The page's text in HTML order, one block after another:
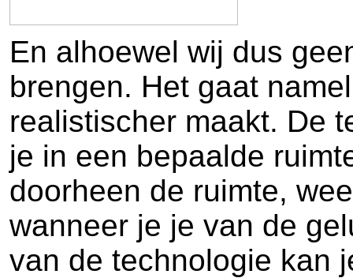
En alhoewel wij dus
brengen. Het gaat
realistischer maakt. De
je in een bepaalde
doorheen de ruimte,
wanneer je je van de
van de technologie kan